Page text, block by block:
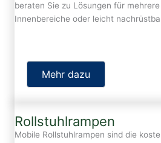
beraten Sie zu Lösungen für
Innenbereiche oder leicht
Mehr dazu
Rollstuhlrampen
Mobile Rollstuhlrampen sind die